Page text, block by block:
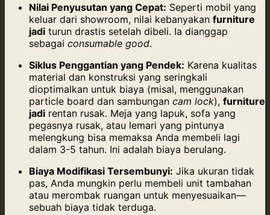
Nilai Penyusutan yang Cepat: Seperti mobil yang
keluar dari showroom, nilai kebanyakan furniture
jadi turun drastis setelah dibeli. Ia dianggap
sebagai consumable good.
Siklus Penggantian yang Pendek: Karena kualitas
material dan konstruksi yang seringkali
dioptimalkan untuk biaya (misal, menggunakan
particle board dan sambungan cam lock), furniture
jadi rentan rusak. Meja yang lapuk, sofa yang
pegasnya rusak, atau lemari yang pintunya
melengkung bisa memaksa Anda membeli lagi
dalam 3-5 tahun. Ini adalah biaya berulang.
Biaya Modifikasi Tersembunyi: Jika ukuran tidak
pas, Anda mungkin perlu membeli unit tambahan
atau merombak ruangan untuk menyesuaikan—
sebuah biaya tidak terduga.